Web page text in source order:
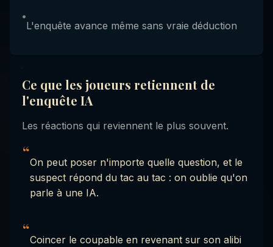
•
L'enquête avance même sans vraie déduction
Ce que les joueurs retiennent de
l'enquête IA
Les réactions qui reviennent le plus souvent.
“On peut poser n'importe quelle question, et le
suspect répond du tac au tac : on oublie qu'on
parle à une IA.
“Coincer le coupable en revenant sur son alibi